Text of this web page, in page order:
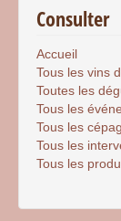
Consulter
Accueil
Tous les vins
Toutes les
Tous les
Tous les
Tous les
Tous les